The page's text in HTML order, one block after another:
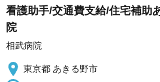
看護助手/交通費支給/住宅補助
院
相武病院
東京都 あきる野市